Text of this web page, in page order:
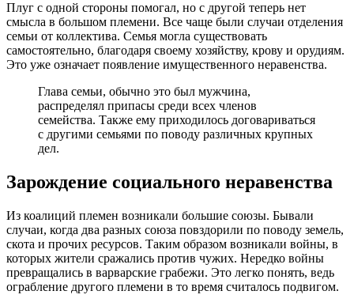
Плуг с одной стороны помогал, но с другой теперь нет
смысла в большом племени. Все чаще были случаи отделения
семьи от коллектива. Семья могла существовать
самостоятельно, благодаря своему хозяйству, крову и орудиям.
Это уже означает появление имущественного неравенства.
Глава семьи, обычно это был мужчина,
распределял припасы среди всех членов
семейства. Также ему приходилось договариваться
с другими семьями по поводу различных крупных
дел.
Зарождение социального неравенства
Из коалиций племен возникали большие союзы. Бывали
случаи, когда два разных союза повздорили по поводу земель,
скота и прочих ресурсов. Таким образом возникали войны, в
которых жители сражались против чужих. Нередко войны
превращались в варварские грабежи. Это легко понять, ведь
ограбление другого племени в то время считалось подвигом.